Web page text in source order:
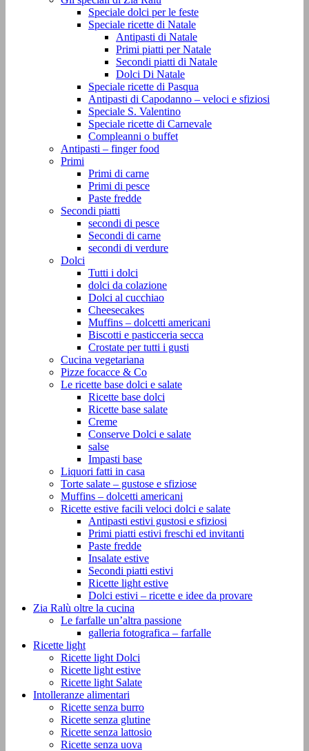
Speciale dolci per le feste
Speciale ricette di Natale
Antipasti di Natale
Primi piatti per Natale
Secondi piatti di Natale
Dolci Di Natale
Speciale ricette di Pasqua
Antipasti di Capodanno – veloci e sfiziosi
Speciale S. Valentino
Speciale ricette di Carnevale
Compleanni o buffet
Antipasti – finger food
Primi
Primi di carne
Primi di pesce
Paste fredde
Secondi piatti
secondi di pesce
Secondi di carne
secondi di verdure
Dolci
Tutti i dolci
dolci da colazione
Dolci al cucchiao
Cheesecakes
Muffins – dolcetti americani
Biscotti e pasticceria secca
Crostate per tutti i gusti
Cucina vegetariana
Pizze focacce & Co
Le ricette base dolci e salate
Ricette base dolci
Ricette base salate
Creme
Conserve Dolci e salate
salse
Impasti base
Liquori fatti in casa
Torte salate – gustose e sfiziose
Muffins – dolcetti americani
Ricette estive facili veloci dolci e salate
Antipasti estivi gustosi e sfiziosi
Primi piatti estivi freschi ed invitanti
Paste fredde
Insalate estive
Secondi piatti estivi
Ricette light estive
Dolci estivi – ricette e idee da provare
Zia Ralù oltre la cucina
Le farfalle un’altra passione
galleria fotografica – farfalle
Ricette light
Ricette light Dolci
Ricette light estive
Ricette light Salate
Intolleranze alimentari
Ricette senza burro
Ricette senza glutine
Ricette senza lattosio
Ricette senza uova